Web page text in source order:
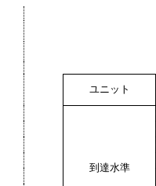
ユニット
到達水準